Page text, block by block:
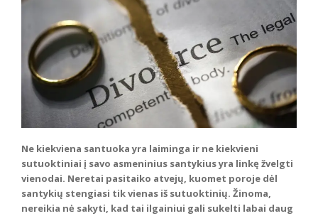
Ne kiekviena santuoka yra laiminga ir ne kiekvieni
sutuoktiniai į savo asmeninius santykius yra linkę žvelgti
vienodai. Neretai pasitaiko atvejų, kuomet poroje dėl
santykių stengiasi tik vienas iš sutuoktinių. Žinoma,
nereikia nė sakyti, kad tai ilgainiui gali sukelti labai daug